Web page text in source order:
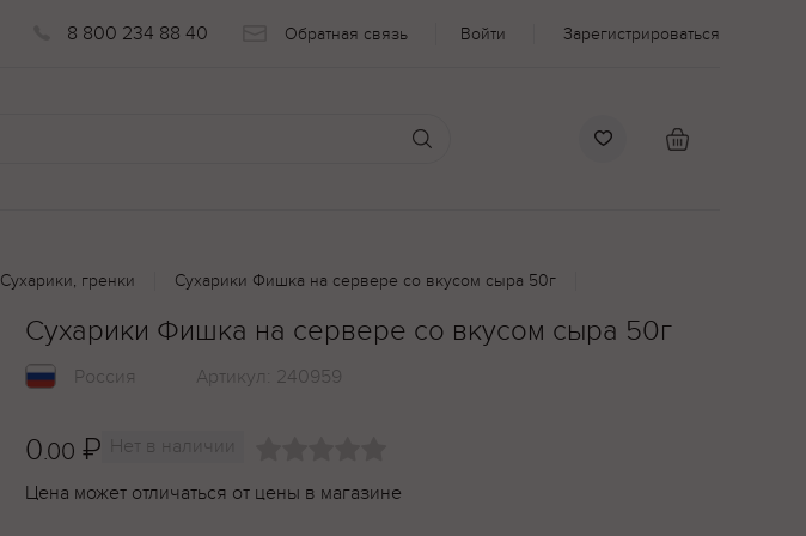
8 800 234 88 40 Обратная связь Войти Зарегистрироваться
Сухарики, гренки Сухарики Фишка на сервере со вкусом сыра 50г
Сухарики Фишка на сервере со вкусом сыра 50г
Россия Артикул: 240959
0.00 ₽ Нет в наличии
Цена может отличаться от цены в магазине